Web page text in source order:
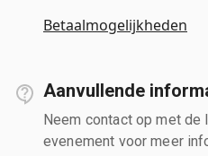
Betaalmogelijkheden
Aanvullende
Neem contact op met de
evenement voor meer